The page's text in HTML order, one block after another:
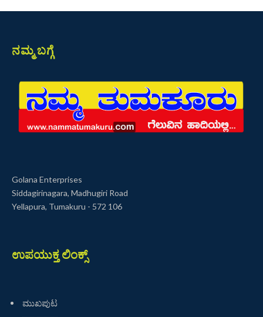
ನಮ್ಮ ಬಗ್ಗೆ
Golana Enterprises
Siddagirinagara, Madhugiri Road
Yellapura, Tumakuru - 572 106
ಉಪಯುಕ್ತ ಲಿಂಕ್ಸ್
ಮುಖಪುಟ